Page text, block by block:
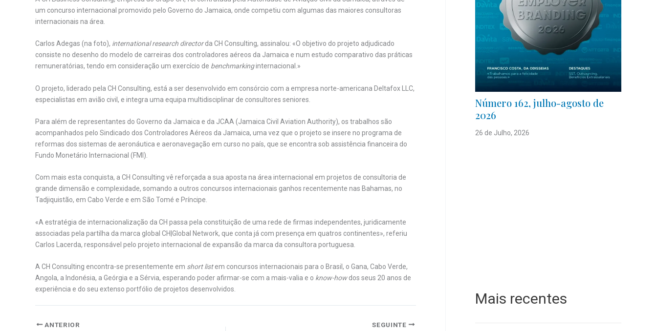
um concurso internacional promovido pelo Governo do Jamaica, onde competiu com algumas das maiores consultoras
internacionais na área.
Carlos Adegas (na foto), international research directorda CH Consulting, assinalou: «O objetivo do projeto adjudicado
consiste no desenho do modelo de carreiras dos controladores aéreos da Jamaica e num estudo comparativo das práticas
remuneratórias, tendo em consideração um exercício de benchmarkinginternacional.»
O projeto, liderado pela CH Consulting, está a ser desenvolvido em consórcio com a empresa norte-americana Deltafox LLC,
especialistas em avião civil, e integra uma equipa multidisciplinar de consultores seniores.
Para além de representantes do Governo da Jamaica e da JCAA (Jamaica Civil Aviation Authority), os trabalhos são
acompanhados pelo Sindicado dos Controladores Aéreos da Jamaica, uma vez que o projeto se insere no programa de
reformas dos sistemas de aeronáutica e aeronavegação em curso no país, que se encontra sob assistência financeira do
Fundo Monetário Internacional (FMI).
Com mais esta conquista, a CH Consulting vê reforçada a sua aposta na área internacional em projetos de consultoria de
grande dimensão e complexidade, somando a outros concursos internacionais ganhos recentemente nas Bahamas, no
Tadjiquistão, em Cabo Verde e em São Tomé e Príncipe.
«A estratégia de internacionalização da CH passa pela constituição de uma rede de firmas independentes, juridicamente
associadas pela partilha da marca global CH|Global Network, que conta já com presença em quatros continentes», referiu
Carlos Lacerda, responsável pelo projeto internacional de expansão da marca da consultora portuguesa.
A CH Consulting encontra-se presentemente em short listem concursos internacionais para o Brasil, o Gana, Cabo Verde,
Angola, a Indonésia, a Geórgia e a Sérvia, esperando poder afirmar-se com a mais-valia e o know-howdos seus 20 anos de
experiência e do seu extenso portfólio de projetos desenvolvidos.
ANTERIOR SEGUINTE
Número 162, julho-agosto de
2026
26 de Julho, 2026
Mais recentes